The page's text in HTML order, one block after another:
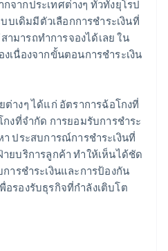
จากประเทศต่างๆ ทั่วทั้งยุโรป
บเดิมมีตัวเลือกการชำระเงินที่
มารถทำการจองได้เลย ใน
เนื่องจากขั้นตอนการชำระเงิน
างๆ ได้แก่ อัตราการฉ้อโกงที่
งที่จำกัด การยอมรับการชำระ
ประสบการณ์การชำระเงินที่
ยบริการลูกค้า ทำให้เห็นได้ชัด
ารชำระเงินและการป้องกัน
รองรับธุรกิจที่กำลังเติบโต